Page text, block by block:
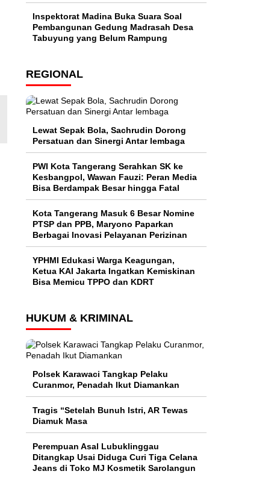
Inspektorat Madina Buka Suara Soal
Pembangunan Gedung Madrasah Desa
Tabuyung yang Belum Rampung
REGIONAL
Lewat Sepak Bola, Sachrudin Dorong
Persatuan dan Sinergi Antar lembaga
PWI Kota Tangerang Serahkan SK ke
Kesbangpol, Wawan Fauzi: Peran Media
Bisa Berdampak Besar hingga Fatal
Kota Tangerang Masuk 6 Besar Nomine
PTSP dan PPB, Maryono Paparkan
Berbagai Inovasi Pelayanan Perizinan
YPHMI Edukasi Warga Keagungan,
Ketua KAI Jakarta Ingatkan Kemiskinan
Bisa Memicu TPPO dan KDRT
HUKUM & KRIMINAL
Polsek Karawaci Tangkap Pelaku
Curanmor, Penadah Ikut Diamankan
Tragis “Setelah Bunuh Istri, AR Tewas
Diamuk Masa
Perempuan Asal Lubuklinggau
Ditangkap Usai Diduga Curi Tiga Celana
Jeans di Toko MJ Kosmetik Sarolangun